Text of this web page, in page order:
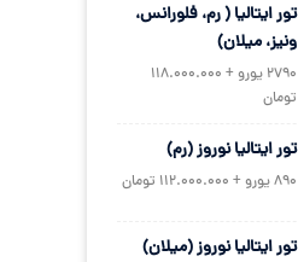
تور ایتالیا ( رم، فلورانس،
ونیز، میلان)
2790 یورو + 118.000.000
تومان
تور ایتالیا نوروز (رم)
890 یورو + 112.000.000 تومان
تور ایتالیا نوروز (میلان)